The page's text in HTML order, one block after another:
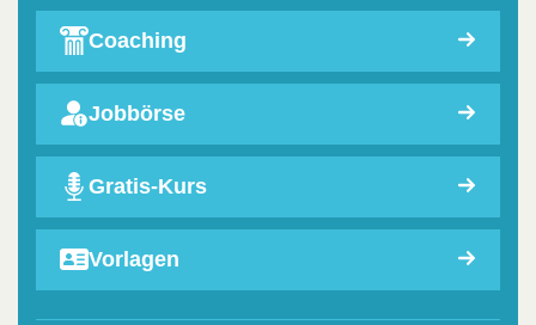
Coaching
Jobbörse
Gratis-Kurs
Vorlagen